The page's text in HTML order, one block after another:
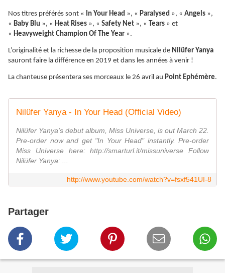
Nos titres préférés sont « In Your Head », « Paralysed », « Angels »,
« Baby Blu », « Heat Rises », « Safety Net », « Tears » et
« Heavyweight Champion Of The Year ».
L’originalité et la richesse de la proposition musicale de Nilüfer Yanya
sauront faire la différence en 2019 et dans les années à venir !
La chanteuse présentera ses morceaux le 26 avril au Point Ephémère.
Nilüfer Yanya - In Your Head (Official Video)
Nilüfer Yanya's debut album, Miss Universe, is out March 22.
Pre-order now and get "In Your Head" instantly. Pre-order
Miss Universe here: http://smarturl.it/missuniverse Follow
Nilüfer Yanya: ...
http://www.youtube.com/watch?v=fsxf541UI-8
Partager